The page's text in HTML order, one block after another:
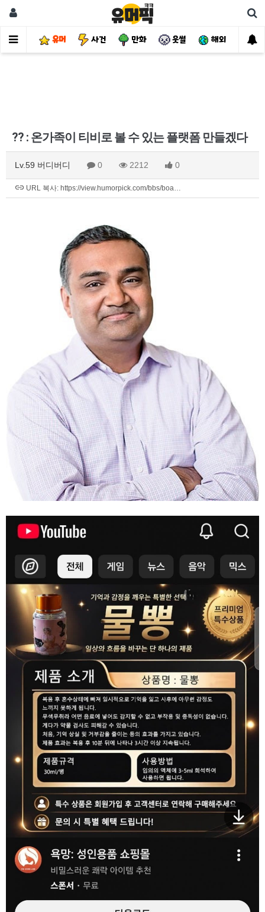
유머 사건 만화 웃썰 해외 핫
?? : 온가족이 티비로 볼 수 있는 플랫폼 만들겠다
Lv.59 버디버디 0 2212 0
URL 복사: https://view.humorpick.com/bbs/boa…